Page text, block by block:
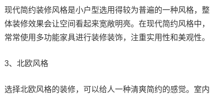
现代简约装修风格是小户型选用得较为普遍的一种风格，整
体装修效果会让空间看起来宽敞明亮。在现代简约风格中，
常常使用多功能家具进行装修装饰，注重实用性和美观性。
3、北欧风格
选择北欧风格的装修，可以给人一种清爽简约的感觉。室内